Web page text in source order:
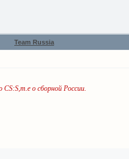
Team Russia
о сборной России.